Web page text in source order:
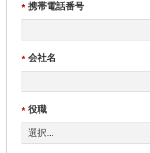
* 携帯電話番号
* 会社名
* 役職